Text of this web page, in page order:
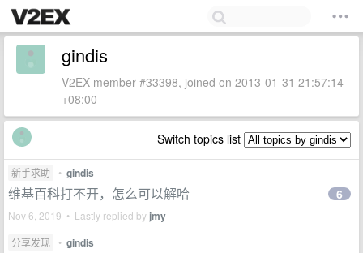
gindis
V2EX member #33398, joined on 2013-01-31 21:57:14
+08:00
Switch topics list
新手求助 • gindis
维基百科打不开，怎么可以解哈
Nov 6, 2019 • Lastly replied by jmy
6
分享发现 • gindis